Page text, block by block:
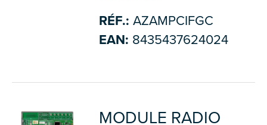
RÉF.: AZAMPCIFGC
EAN: 8435437624024
MODULE RADIO